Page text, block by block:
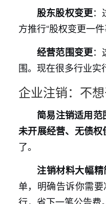
股东股权变更：
方推行“股权变更一
经营范围变更：
围。现在很多行业实
企业注销：不
简易注销适用范
未开展经营、无债
了。
注销材料大幅精
单，明确告诉你需